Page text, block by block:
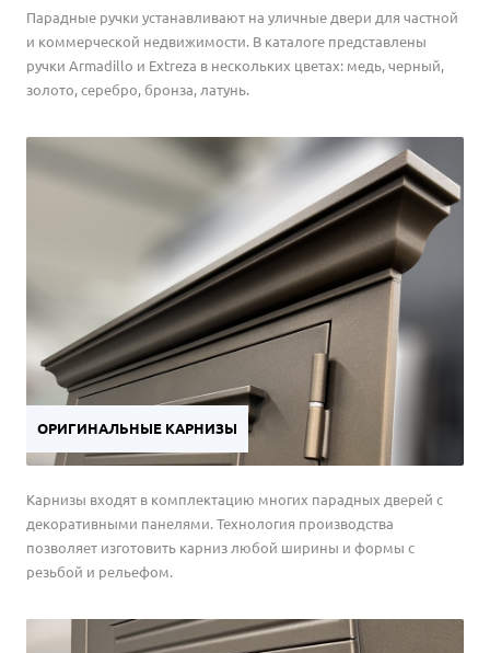
Парадные ручки устанавливают на уличные двери для частной
и коммерческой недвижимости. В каталоге представлены
ручки Armadillo и Extreza в нескольких цветах: медь, черный,
золото, серебро, бронза, латунь.
ОРИГИНАЛЬНЫЕ КАРНИЗЫ
Карнизы входят в комплектацию многих парадных дверей с
декоративными панелями. Технология производства
позволяет изготовить карниз любой ширины и формы с
резьбой и рельефом.